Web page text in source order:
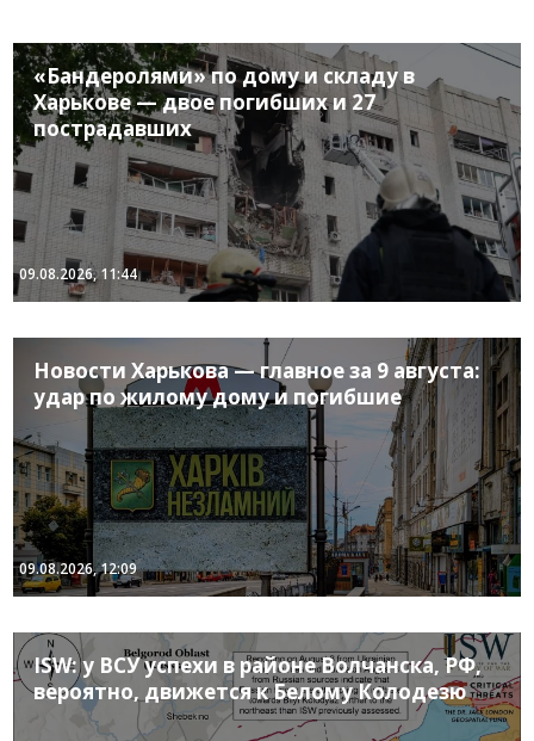
«Бандеролями» по дому и складу в
Харькове — двое погибших и 27
пострадавших
09.08.2026, 11:44
Новости Харькова — главное за 9 августа:
удар по жилому дому и погибшие
09.08.2026, 12:09
ISW: у ВСУ успехи в районе Волчанска, РФ,
вероятно, движется к Белому Колодезю